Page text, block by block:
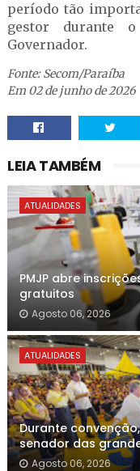
período tão
gestor durante
Governador.
Fonte: Secom/Paraíba
Em 02 de junho de 2026
LEIA TAMBÉM
ATUALIDADES
PMJP abre
gratuitos
Agosto 06, 2026
ATUALIDADES
Durante
senador das
Agosto 06, 2026